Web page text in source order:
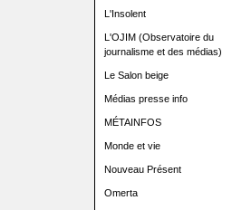
L'Insolent
L'OJIM (Observatoire du
journalisme et des médias)
Le Salon beige
Médias presse info
MÉTAINFOS
Monde et vie
Nouveau Présent
Omerta